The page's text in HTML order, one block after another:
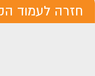
חזרה לעמוד